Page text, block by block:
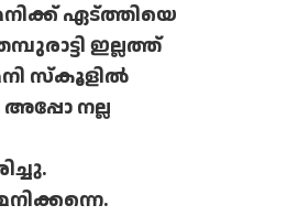
ഏട്ത്തിയെ
ഇല്ലത്ത്
സ്‌കൂളില്‍
അപ്പോ നല്ല